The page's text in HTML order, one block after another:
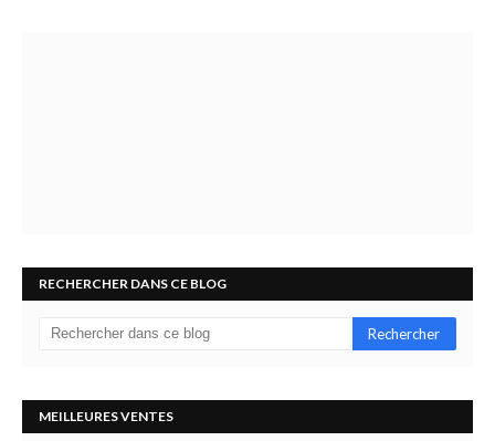
RECHERCHER DANS CE BLOG
MEILLEURES VENTES